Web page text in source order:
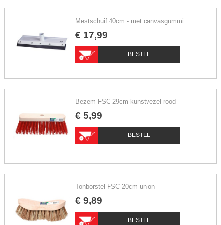
Mestschuif 40cm - met canvasgummi
€ 17,99
BESTEL
Bezem FSC 29cm kunstvezel rood
€ 5,99
BESTEL
Tonborstel FSC 20cm union
€ 9,89
BESTEL